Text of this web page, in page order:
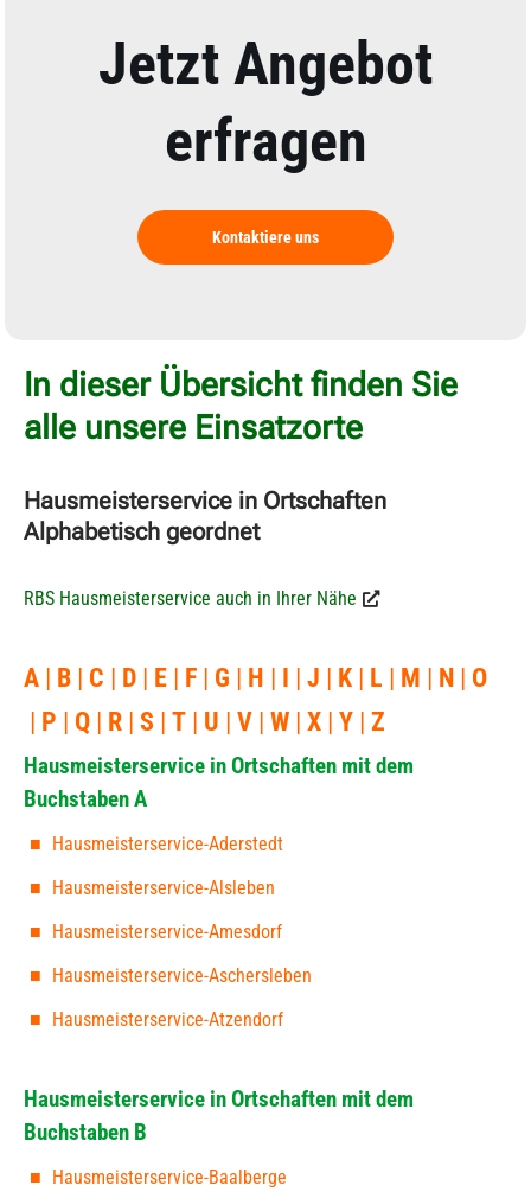
Jetzt Angebot
erfragen
Kontaktiere uns
In dieser Übersicht finden Sie
alle unsere Einsatzorte
Hausmeisterservice in Ortschaften
Alphabetisch geordnet
RBS Hausmeisterservice auch in Ihrer Nähe
A B C D E F G H I J K L M N
O
P
Q R S T U V W X Y Z
Hausmeisterservice in Ortschaften mit dem
Buchstaben A
Hausmeisterservice-Aderstedt
Hausmeisterservice-Alsleben
Hausmeisterservice-Amesdorf
Hausmeisterservice-Aschersleben
Hausmeisterservice-Atzendorf
Hausmeisterservice in Ortschaften mit dem
Buchstaben B
Hausmeisterservice-Baalberge